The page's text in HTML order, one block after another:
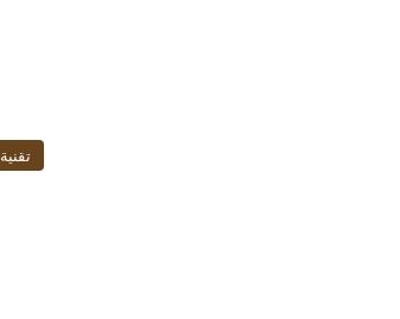
تقنية